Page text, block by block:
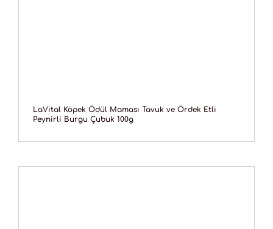
LaVital Köpek Ödül Maması Tavuk ve Ördek Etli
Peynirli Burgu Çubuk 100g